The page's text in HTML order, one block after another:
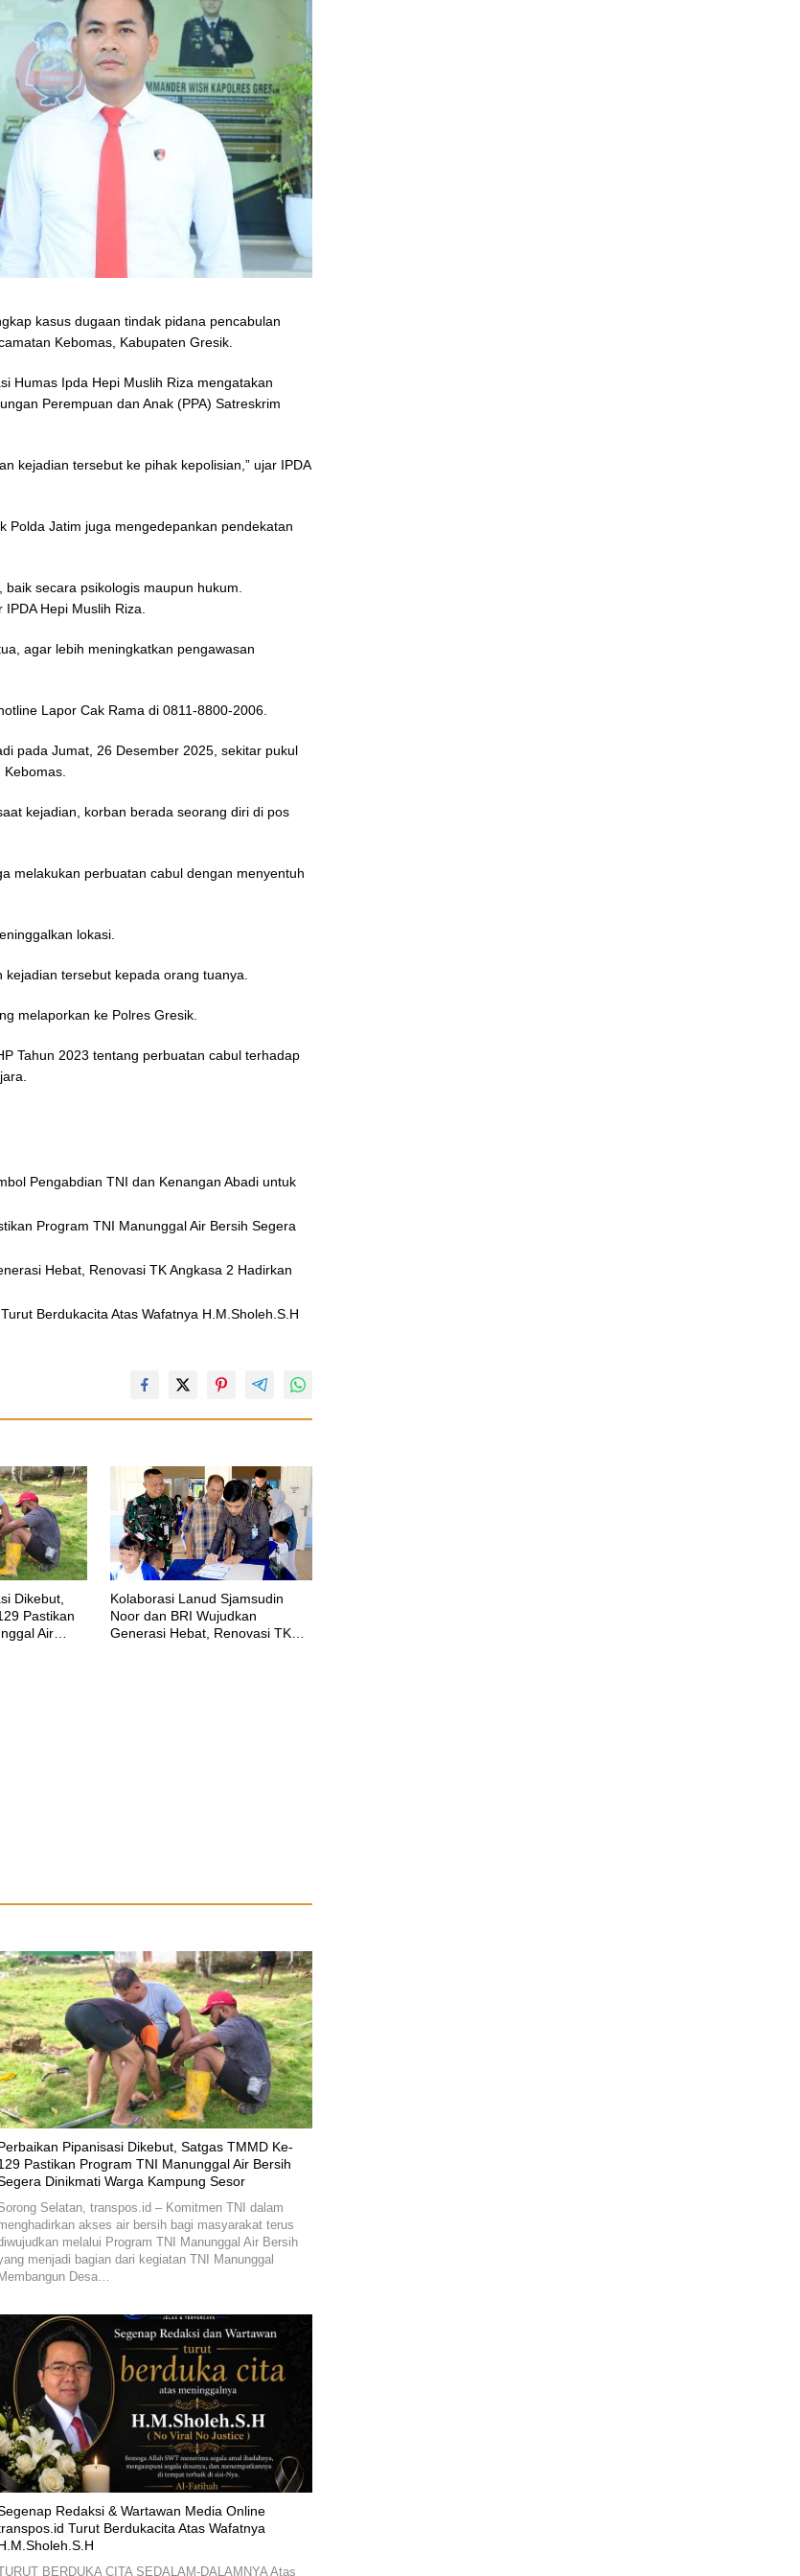
kasus dugaan tindak pidana pencabulan
Kebomas, Kabupaten Gresik.
Humas Ipda Hepi Muslih Riza mengatakan
Perempuan dan Anak (PPA) Satreskrim
kejadian tersebut ke pihak kepolisian,” ujar IPDA
Polda Jatim juga mengedepankan pendekatan
secara psikologis maupun hukum.
Hepi Muslih Riza.
agar lebih meningkatkan pengawasan
Lapor Cak Rama di 0811-8800-2006.
pada Jumat, 26 Desember 2025, sekitar pukul
kejadian, korban berada seorang diri di pos
melakukan perbuatan cabul dengan menyentuh
lokasi.
tersebut kepada orang tuanya.
melaporkan ke Polres Gresik.
Tahun 2023 tentang perbuatan cabul terhadap
Pengabdian TNI dan Kenangan Abadi untuk
Program TNI Manunggal Air Bersih Segera
Hebat, Renovasi TK Angkasa 2 Hadirkan
Berdukacita Atas Wafatnya H.M.Sholeh.S.H
Dikebut,
Pastikan
Air
Kolaborasi Lanud Sjamsudin
Noor dan BRI Wujudkan
Generasi Hebat, Renovasi TK
Pipanisasi Dikebut, Satgas TMMD Ke-
Pastikan Program TNI Manunggal Air Bersih
Dinikmati Warga Kampung Sesor
Selatan, transpos.id – Komitmen TNI dalam
akses air bersih bagi masyarakat terus
melalui Program TNI Manunggal Air Bersih
menjadi bagian dari kegiatan TNI Manunggal
Membangun Desa…
Redaksi & Wartawan Media Online
Turut Berdukacita Atas Wafatnya
BERDUKA CITA SEDALAM-DALAMNYA Atas